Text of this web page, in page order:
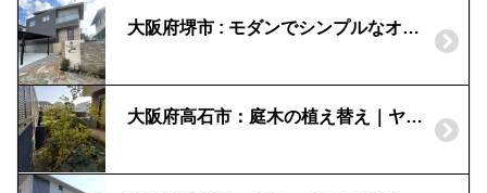
大阪府堺市 : モダンでシンプルなオープン外構
大阪府高石市：庭木の植え替え｜ヤマボウシとイロハモミジ